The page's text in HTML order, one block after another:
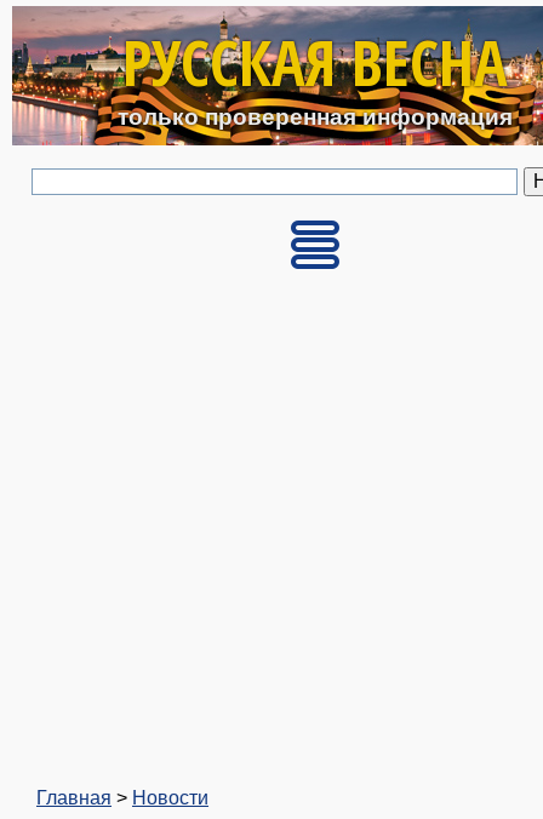
Перейти к основному
РУССКАЯ ВЕСНА
только проверенная информация
Главная > Новости